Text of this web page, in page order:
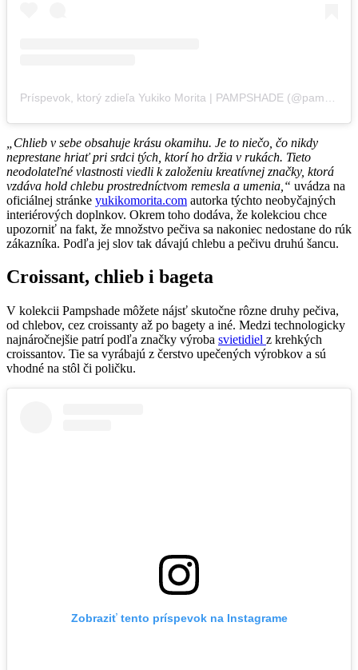
„Chlieb v sebe obsahuje krásu okamihu. Je to niečo, čo nikdy
neprestane hriať pri srdci tých, ktorí ho držia v rukách. Tieto
neodolateľné vlastnosti viedli k založeniu kreatívnej značky, ktorá
vzdáva hold chlebu prostredníctvom remesla a umenia,“ uvádza na
oficiálnej stránke yukikomorita.com autorka týchto neobyčajných
interiérových doplnkov. Okrem toho dodáva, že kolekciou chce
upozorniť na fakt, že množstvo pečiva sa nakoniec nedostane do rúk
zákazníka. Podľa jej slov tak dávajú chlebu a pečivu druhú šancu.
Croissant, chlieb i bageta
V kolekcii Pampshade môžete nájsť skutočne rôzne druhy pečiva,
od chlebov, cez croissanty až po bagety a iné. Medzi technologicky
najnáročnejšie patrí podľa značky výroba svietidiel z krehkých
croissantov. Tie sa vyrábajú z čerstvo upečených výrobkov a sú
vhodné na stôl či poličku.
Zobraziť tento príspevok na Instagrame